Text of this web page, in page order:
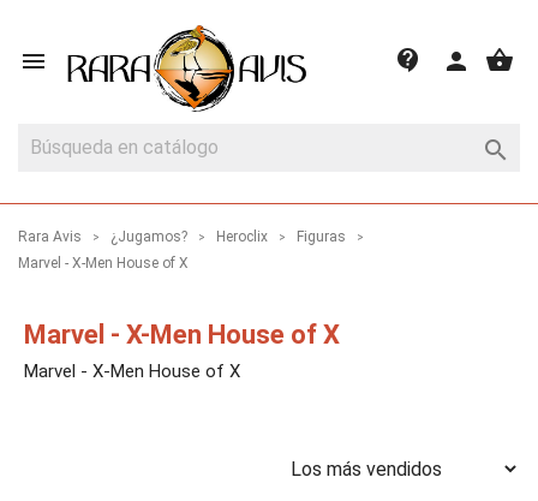
 shopping_basket
person
contact_support

Rara Avis ¿Jugamos? Heroclix
Figuras
Marvel - X-Men House of X
Marvel - X-Men House of X
Marvel - X-Men House of X